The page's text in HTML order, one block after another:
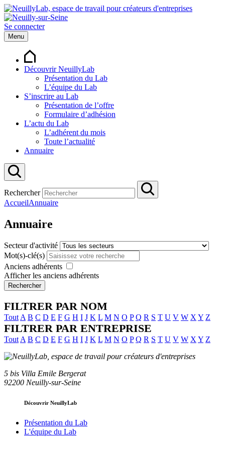
Se connecter
Menu
Découvrir NeuillyLab
Présentation du Lab
L’équipe du Lab
S’inscrire au Lab
Présentation de l’offre
Formulaire d’adhésion
L’actu du Lab
L’adhérent du mois
Toute l’actualité
Annuaire
Rechercher
AccueilAnnuaire
Annuaire
Secteur d'activité
Mot(s)-clé(s)
Anciens adhérents
Afficher les anciens adhérents
Rechercher
FILTRER PAR NOM
Tout A B C D E F G H I J K L M N O P Q R S T U V W X Y Z
FILTRER PAR ENTREPRISE
Tout A B C D E F G H I J K L M N O P Q R S T U V W X Y Z
5 bis Villa Emile Bergerat
92200 Neuilly-sur-Seine
Découvrir NeuillyLab
Présentation du Lab
L'équipe du Lab